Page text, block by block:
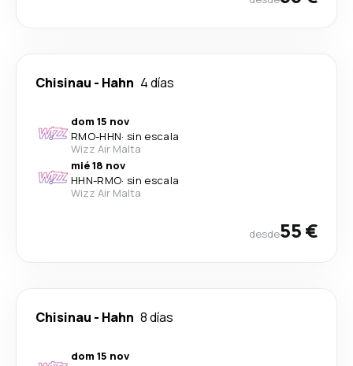
Chisinau - Hahn 4 días
dom 15 nov
RMO-HHN· sin escala
Wizz Air Malta
mié 18 nov
HHN-RMO· sin escala
Wizz Air Malta
desde55 €
Chisinau - Hahn 8 días
dom 15 nov